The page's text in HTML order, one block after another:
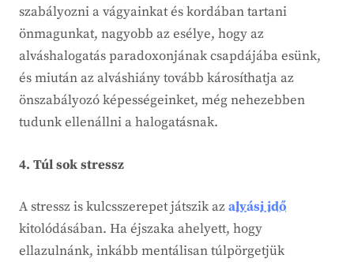
szabályozni a vágyainkat és kordában tartani
önmagunkat, nagyobb az esélye, hogy az
alváshalogatás paradoxonjának csapdájába esünk,
és miután az alváshiány tovább károsíthatja az
önszabályozó képességeinket, még nehezebben
tudunk ellenállni a halogatásnak.
4. Túl sok stressz
A stressz is kulcsszerepet játszik azalvási idő
kitolódásában. Ha éjszaka ahelyett, hogy
ellazulnánk, inkább mentálisan túlpörgetjük